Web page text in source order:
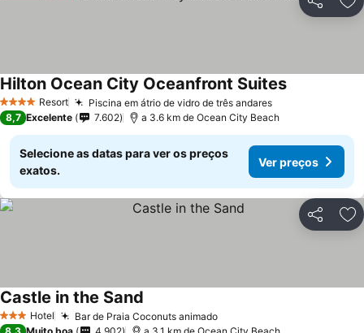
Partilhar
4 EstrelasResort Piscina em átrio de vidro de três andaresVer preços
Hilton Ocean City Oceanfront SuitesVer preços
8,7 Excelente 7.602 a 3.6 km de Ocean City Beach
Selecione as datas para ver os preços
exatos.
Ver preços
Partilhar
3 EstrelasHotel Bar de Praia Coconuts animadoVer preços
Castle in the Sand